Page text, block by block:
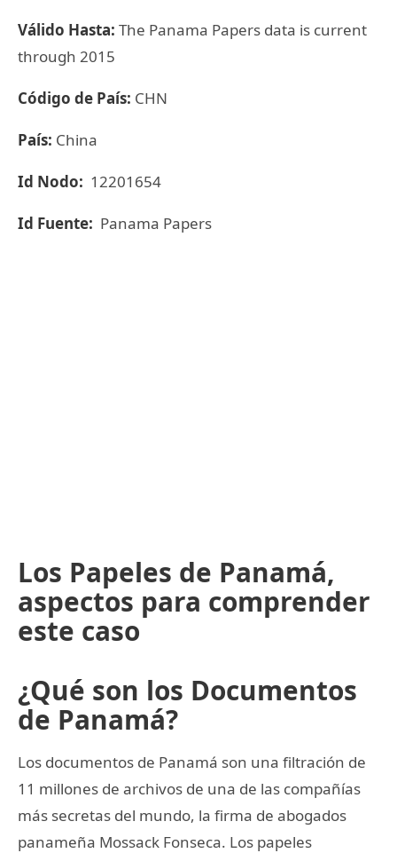
Válido Hasta: The Panama Papers data is current
through 2015
Código de País: CHN
País: China
Id Nodo: 12201654
Id Fuente: Panama Papers
Los Papeles de Panamá,
aspectos para comprender
este caso
¿Qué son los Documentos
de Panamá?
Los documentos de Panamá son una filtración de
11 millones de archivos de una de las compañías
más secretas del mundo, la firma de abogados
panameña Mossack Fonseca. Los papeles